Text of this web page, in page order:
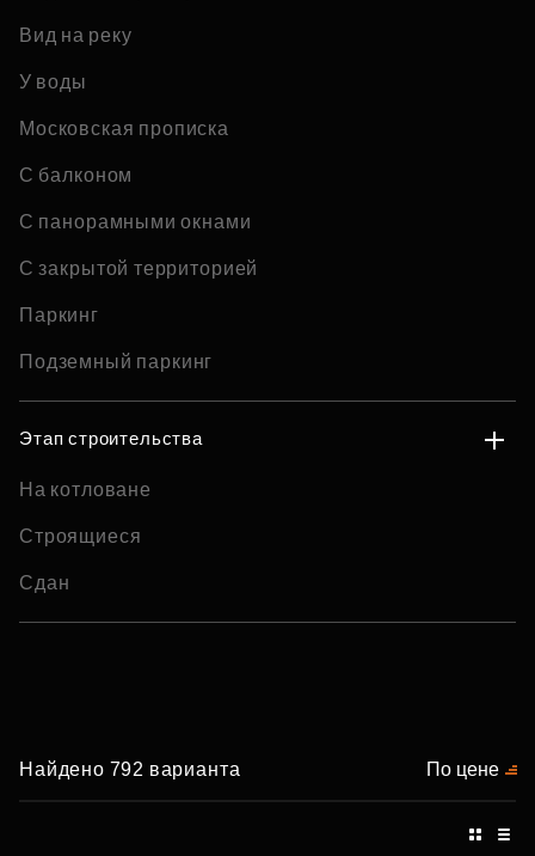
Вид на реку
У воды
Московская прописка
С балконом
С панорамными окнами
С закрытой территорией
Паркинг
Подземный паркинг
Этап строительства
На котловане
Строящиеся
Сдан
Найдено 792 варианта По цене